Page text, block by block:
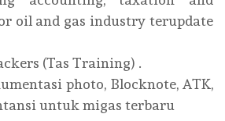
oil and gas industry terupdate
(Tas Training) .
photo, Blocknote, ATK,
untuk migas terbaru